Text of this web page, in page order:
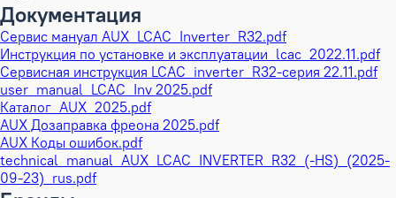
Документация
Сервис мануал AUX_LCAC_Inverter_R32.pdf
Инструкция по установке и эксплуатации_lcac_2022.11.pdf
Сервисная инструкция LCAC_inverter_R32-серия 22.11.pdf
user_manual_LCAC_Inv 2025.pdf
Каталог_AUX_2025.pdf
AUX Дозаправка фреона 2025.pdf
AUX Коды ошибок.pdf
technical_manual_AUX_LCAC_INVERTER_R32_(-HS)_(2025-
09-23)_rus.pdf